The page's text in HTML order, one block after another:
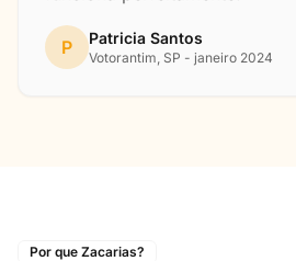
P Patricia Santos
Votorantim, SP - janeiro 2024
Por que Zacarias?